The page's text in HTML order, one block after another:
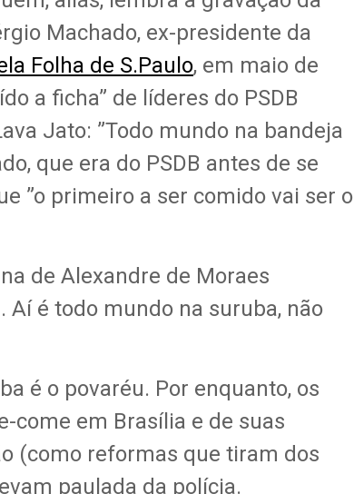
Machado, ex-presidente da
Folha de S.Paulo, em maio de
a ficha” de líderes do PSDB
Jato: ”Todo mundo na bandeja
que era do PSDB antes de se
”o primeiro a ser comido vai ser o
de Alexandre de Moraes
Aí é todo mundo na suruba, não
é o povaréu. Por enquanto, os
come em Brasília e de suas
(como reformas que tiram dos
paulada da polícia.